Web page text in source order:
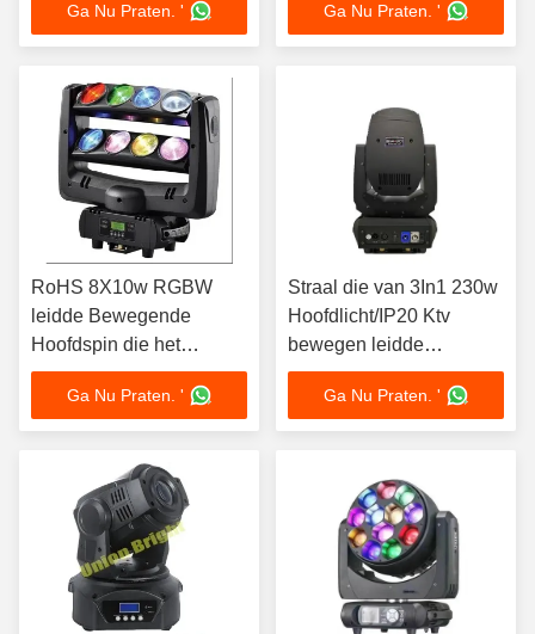
Wasmachine 4-60 Graad
Ga Nu Praten. '
Hoofd16/14/12/10ch
beweegt
Ga Nu Praten. '
RoHS 8X10w RGBW
leidde Bewegende
Hoofdspin die het
Hoofdlicht van DJ
beweegt
Ga Nu Praten. '
Straal die van 3In1 230w
Hoofdlicht/IP20 Ktv
bewegen leidde
Bewegende
Hoofdgezoemwas
Ga Nu Praten. '